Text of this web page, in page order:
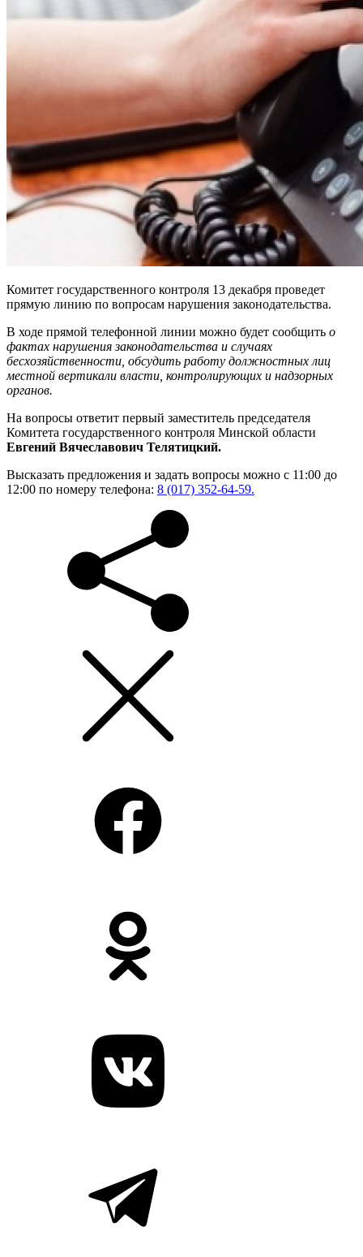
Комитет государственного контроля 13 декабря проведет
прямую линию по вопросам нарушения законодательства.
В ходе прямой телефонной линии можно будет сообщить о
фактах нарушения законодательства и случаях
бесхозяйственности, обсудить работу должностных лиц
местной вертикали власти, контролирующих и надзорных
органов.
На вопросы ответит первый заместитель председателя
Комитета государственного контроля Минской области
Евгений Вячеславович Телятицкий.
Высказать предложения и задать вопросы можно с 11:00 до
12:00 по номеру телефона: 8 (017) 352-64-59.